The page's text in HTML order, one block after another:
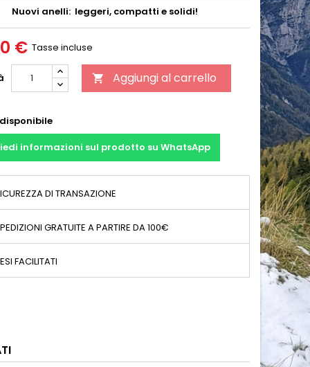
Nuovi anelli: leggeri, compatti e solidi!
€ Tasse incluse
 Aggiungi al carrello
informazioni sul prodotto su WhatsApp
DI TRANSAZIONE
GRATUITE A PARTIRE DA 100€
FACILITATI